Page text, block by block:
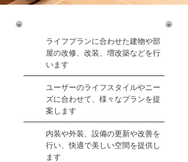
ライフプランに合わせた建物や部
屋の改修、改装、増改築などを行
います
ユーザーのライフスタイルやニー
ズに合わせて、様々なプランを提
案します
内装や外装、設備の更新や改善を
行い、快適で美しい空間を提供し
ます